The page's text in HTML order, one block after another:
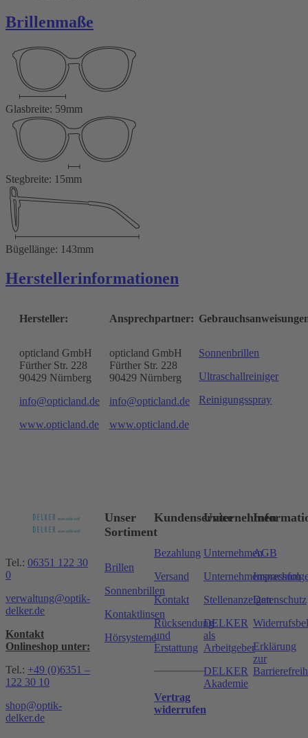
Brillenmaße
Glasbreite: 59mm
Stegbreite: 15mm
Bügellänge: 143mm
Herstellerinformationen
Hersteller:
opticland GmbH
Fürther Str. 228
90429 Nürnberg
info@opticland.de
www.opticland.de
Ansprechpartner:
opticland GmbH
Fürther Str. 228
90429 Nürnberg
info@opticland.de
www.opticland.de
Sonnenbrillen
Ultraschallreiniger
Reinigungsspray
Tel.: 06351 122 30
0
verwaltung@optik-
delker.de
Kontakt
Onlineshop unter:
Tel.: +49 (0)6351 –
122 30 10
shop@optik-
delker.de
Unser
Sortiment
Brillen
Sonnenbrillen
Kontaktlinsen
Hörsysteme
Kundenservice
Bezahlung
Versand
Kontakt
Rücksendung
und
Erstattung
Vertrag
widerrufen
Unternehmen
Unternehmen
Stellenanzeigen
DELKER
als
Arbeitgeber
DELKER
Akademie
AGB
Impressum
Datenschutz
Erklärung
zur